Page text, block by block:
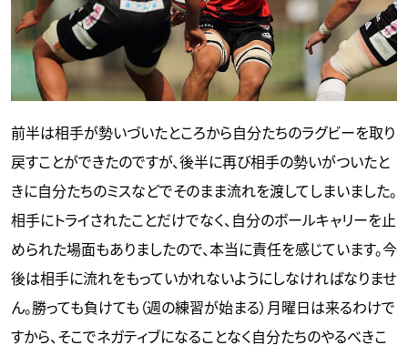
前半は相手が勢いづいたところから自分たちのラグビーを取り
戻すことができたのですが、後半に再び相手の勢いがついたと
きに自分たちのミスなどでそのまま流れを渡してしまいました。
相手にトライされたことだけでなく、自分のボールキャリーを止
められた場面もありましたので、本当に責任を感じています。今
後は相手に流れをもっていかれないようにしなければなりませ
ん。勝っても負けても（週の練習が始まる）月曜日は来るわけで
すから、そこでネガティブになることなく自分たちのやるべきこ